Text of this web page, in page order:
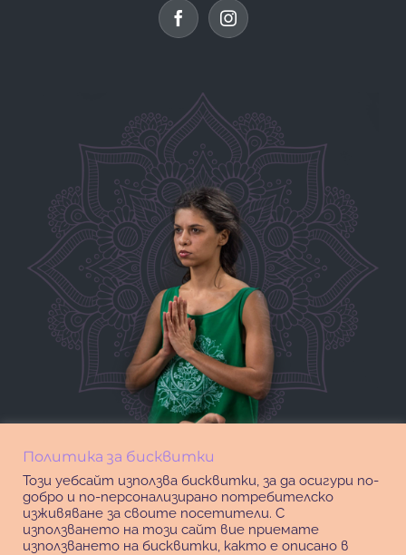
Политика за бисквитки
Този уебсайт използва бисквитки, за да осигури по-
добро и по-персонализирано потребителско
изживяване за своите посетители. С
използването на този сайт вие приемате
използването на бисквитки, както е описано в